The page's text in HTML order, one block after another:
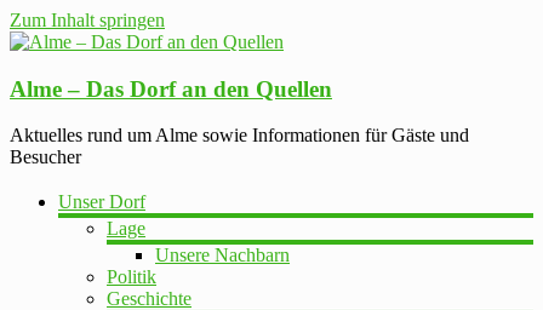
Zum Inhalt springen
Alme – Das Dorf an den Quellen
Aktuelles rund um Alme sowie Informationen für Gäste und
Besucher
Unser Dorf
Lage
Unsere Nachbarn
Politik
Geschichte